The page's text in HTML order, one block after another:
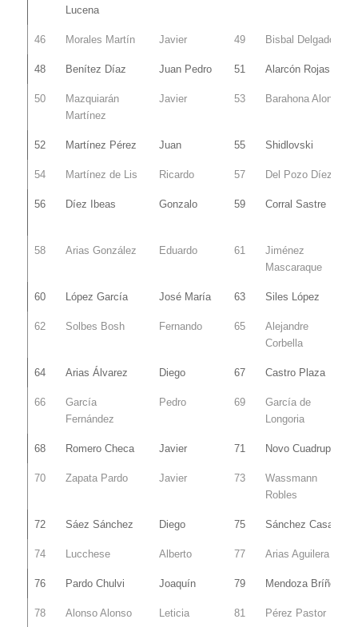
Lucena
46 Morales Martín Javier 49 Bisbal Delgado
48 Benítez Díaz Juan Pedro 51 Alarcón Rojas
50
Mazquiarán
Martínez
Javier 53 Barahona Alonso
52 Martínez Pérez Juan 55 Shidlovski
54 Martínez de Lis Ricardo 57 Del Pozo Díez
56 Díez Ibeas Gonzalo 59 Corral Sastre
58 Arias González Eduardo 61
Jiménez
Mascaraque
60 López García José María 63 Siles López
62 Solbes Bosh Fernando 65
Alejandre
Corbella
64 Arias Álvarez Diego 67 Castro Plaza
66
García
Fernández
Pedro 69
García de
Longoria
68 Romero Checa Javier 71 Novo Cuadrupani
70 Zapata Pardo Javier 73
Wassmann
Robles
72 Sáez Sánchez Diego 75 Sánchez Casado
74 Lucchese Alberto 77 Arias Aguilera
76 Pardo Chulvi Joaquín 79 Mendoza Bríñez
78 Alonso Alonso Leticia 81 Pérez Pastor